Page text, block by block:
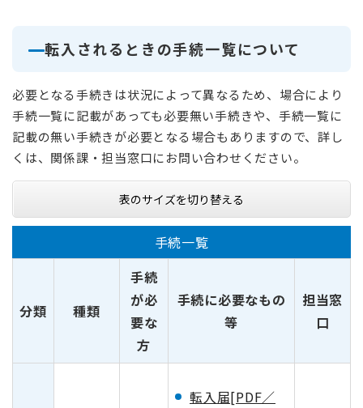
転入されるときの手続一覧について
必要となる手続きは状況によって異なるため、場合により
手続一覧に記載があっても必要無い手続きや、手続一覧に
記載の無い手続きが必要となる場合もありますので、詳し
くは、関係課・担当窓口にお問い合わせください。
表のサイズを切り替える
手続一覧
分類 種類
手続
が必
要な
方
手続に必要なもの
等
担当窓
口
転入届[PDF／